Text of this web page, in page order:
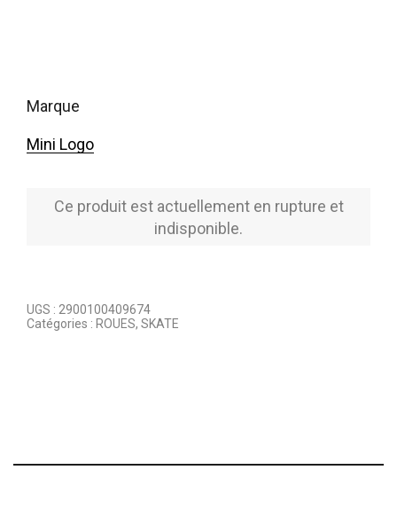
marque
Mini Logo
Ce produit est actuellement en rupture et
indisponible.
UGS : 2900100409674
Catégories : ROUES, SKATE